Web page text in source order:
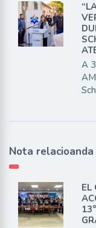
A
Nota relacioanda
EL